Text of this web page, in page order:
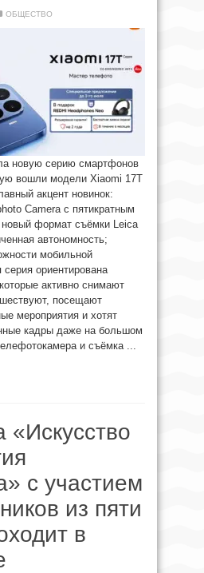
ОБЩЕСТВО
новую серию смартфонов
вошли модели Xiaomi 17T
акцент новинок:
Camera с пятикратным
формат съёмки Leica
автономность;
мобильной
ориентирована
активно снимают
посещают
мероприятия и хотят
кадры даже на большом
и съёмка ...
«Искусство
с участием
из пяти
в